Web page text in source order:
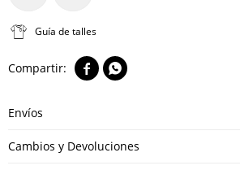
Guía de talles
 
Envíos
Cambios y Devoluciones